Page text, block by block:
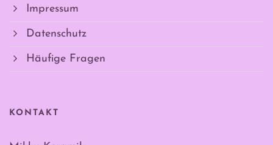
Impressum
Datenschutz
Häufige Fragen
KONTAKT